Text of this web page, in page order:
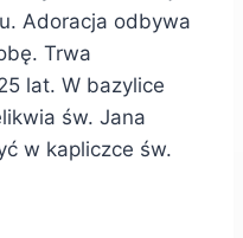
Adoracja odbywa
Trwa
lat. W bazylice
św. Jana
w kapliczce św.